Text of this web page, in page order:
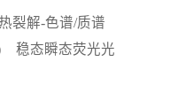
热裂解-色谱/质谱
联用仪
稳态瞬态荧光光